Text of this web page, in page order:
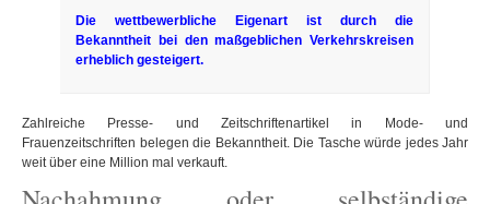
Die wettbewerbliche Eigenart ist durch die
Bekanntheit bei den maßgeblichen Verkehrskreisen
erheblich gesteigert.
Zahlreiche Presse- und Zeitschriftenartikel in Mode- und
Frauenzeitschriften belegen die Bekanntheit. Die Tasche würde jedes Jahr
weit über eine Million mal verkauft.